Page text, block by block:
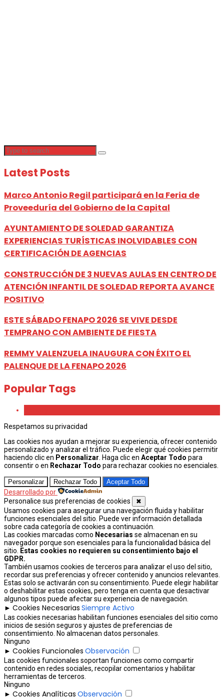
Latest Posts
Marco Antonio Regil participará en la Feria de
Proveeduría del Gobierno de la Capital
AYUNTAMIENTO DE SOLEDAD GARANTIZA
EXPERIENCIAS TURÍSTICAS INOLVIDABLES CON
CERTIFICACIÓN DE AGENCIAS
CONSTRUCCIÓN DE 3 NUEVAS AULAS EN CENTRO DE
ATENCIÓN INFANTIL DE SOLEDAD REPORTA AVANCE
POSITIVO
ESTE SÁBADO FENAPO 2026 SE VIVE DESDE
TEMPRANO CON AMBIENTE DE FIESTA
REMMY VALENZUELA INAUGURA CON ÉXITO EL
PALENQUE DE LA FENAPO 2026
Popular Tags
Respetamos su privacidad
Las cookies nos ayudan a mejorar su experiencia, ofrecer contenido
personalizado y analizar el tráfico. Puede elegir qué cookies permitir
haciendo clic en Personalizar. Haga clic en Aceptar Todo para
consentir o en Rechazar Todo para rechazar cookies no esenciales.
Personalizar Rechazar Todo Aceptar Todo
Desarrollado por
Personalice sus preferencias de cookies
✖
Usamos cookies para asegurar una navegación fluida y habilitar
funciones esenciales del sitio. Puede ver información detallada
sobre cada categoría de cookies a continuación.
Las cookies marcadas como Necesarias se almacenan en su
navegador porque son esenciales para la funcionalidad básica del
sitio. Estas cookies no requieren su consentimiento bajo el
GDPR.
También usamos cookies de terceros para analizar el uso del sitio,
recordar sus preferencias y ofrecer contenido y anuncios relevantes.
Estas solo se activarán con su consentimiento. Puede elegir habilitar
o deshabilitar estas cookies, pero tenga en cuenta que desactivar
algunos tipos puede afectar su experiencia de navegación.
► Cookies Necesarias Siempre Activo
Las cookies necesarias habilitan funciones esenciales del sitio como
inicios de sesión seguros y ajustes de preferencias de
consentimiento. No almacenan datos personales.
Ninguno
► Cookies Funcionales Observación
Las cookies funcionales soportan funciones como compartir
contenido en redes sociales, recopilar comentarios y habilitar
herramientas de terceros.
Ninguno
► Cookies Analíticas Observación